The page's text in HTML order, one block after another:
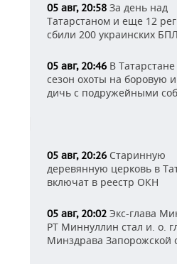
05 авг, 20:58 За день над
Татарстаном и еще 12
сбили 200 украинских
05 авг, 20:46 В
сезон охоты на боровую
дичь с подружейными
05 авг, 20:26 Старинную
деревянную церковь в
включат в реестр ОКН
05 авг, 20:02 Экс-глава
РТ Миннуллин стал и. о.
Минздрава Запорожской